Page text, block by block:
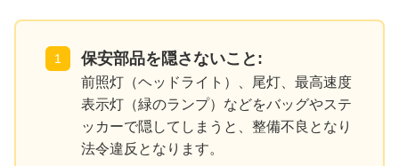
保安部品を隠さないこと:
前照灯（ヘッドライト）、尾灯、最高速度
表示灯（緑のランプ）などをバッグやステ
ッカーで隠してしまうと、整備不良となり
法令違反となります。